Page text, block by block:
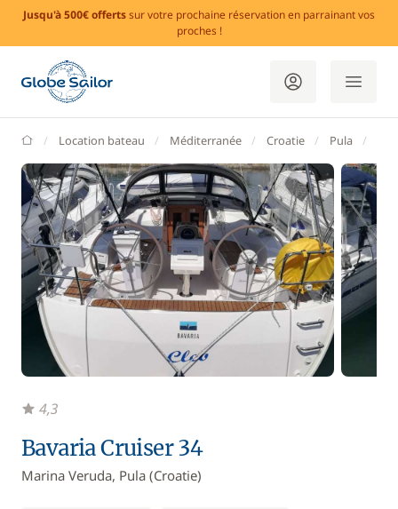
Jusqu'à 500€ offertssur votre prochaine réservation en parrainant vos
proches !
GlobeSailor
Location bateau Méditerranée Croatie Pula
Bavaria Cruiser 34
Marina Veruda, Pula (Croatie)
4,3